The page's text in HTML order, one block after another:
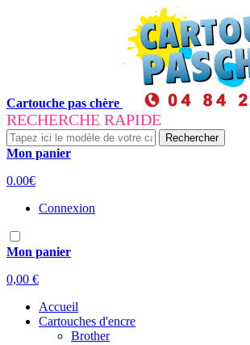
Cartouche pas chère
RECHERCHE RAPIDE
Rechercher
Mon panier
0.00€
Connexion
Mon panier
0,00 €
Accueil
Cartouches d'encre
Brother